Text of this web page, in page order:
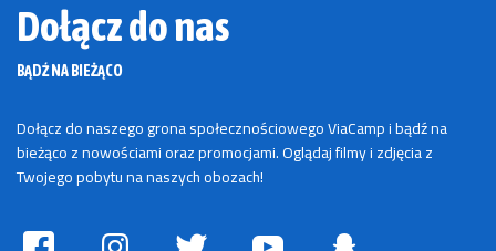
Dołącz do nas
BĄDŹ NA BIEŻĄCO
Dołącz do naszego grona społecznościowego ViaCamp i bądź na
bieżąco z nowościami oraz promocjami. Oglądaj filmy i zdjęcia z
Twojego pobytu na naszych obozach!